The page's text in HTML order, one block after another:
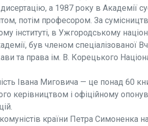
а 1987 року в Академії
потім професором. За
інституті, в Ужгородському
був членом спеціалізованої
та права ім. В. Корецького
Івана Миговича — це понад 60
керівництвом і офіційному
країни Петра Симоненка